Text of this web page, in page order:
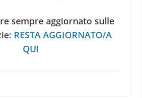
sempre aggiornato sulle
RESTA AGGIORNATO/A
QUI